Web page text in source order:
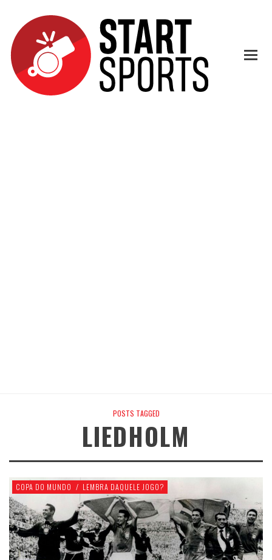
POSTS TAGGED
LIEDHOLM
COPA DO MUNDO / LEMBRA DAQUELE JOGO?